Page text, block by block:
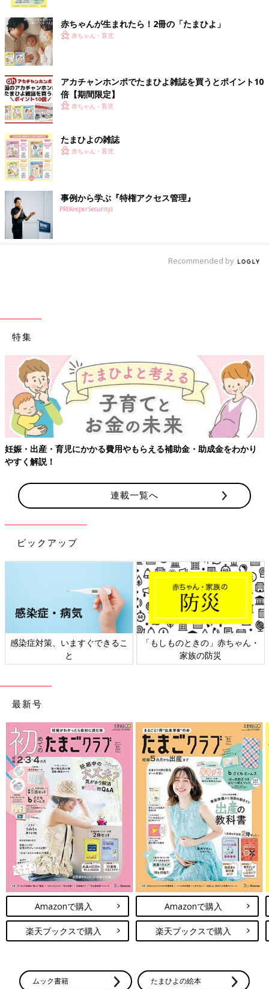
この時期は、まだ1日の流れに一貫性がない状態が続き、安定し
た生活スケジュールの確立は難しい状態です。そのため、睡眠リ
ズムはまったく整いません。
日中、15分や30分程度眠って、すっきり起きてしまうこともあ
ります。「無理して1回にたくさん寝かせないと！」とあせる必
要はありません。
赤ちゃんを寝かせるためのおすすめの方法は
授乳
↓
↓
おくるみスリーパー（※１）でしっかりスワドル（包む）する
↓
赤ちゃんを寝床に置く
こちら！
【4～5カ月ごろ】のポイント
この時期は、昼夜の区別がすでについています。そのため、昼寝
をさせるときも、夜の睡眠時と同様、部屋を暗くしてみましょ
う。
寝る前のおすすめの方法は
絵本の読み聞かせをする
おくるみスリーパー（寝返りをしている場合、おくるみスリーパ
ーから腕を出すか、スリーパー(※２)を使用）を着させる
赤ちゃんを寝床に置く
の流れです。
昼寝時に、毎回一貫性を持って続けられる、短いねんねルーティ
ンがあることが大切になる時期です。それぞれのご家庭で、毎日
続けやすいルーティンをつくりましょう。
【6～７カ月ごろ】のポイント
昼寝は徐々に「朝寝」「昼寝」「夕寝」の３回になってくる時期
です。「急に、全然寝てくれない」と悩むママやパパも出てきま
すが、この時期は生活リズムをしっかりと整えていけば、それに
伴って昼寝のリズムも整ってきます。
大切なポイントは次の３つです。
１ 朝起きたら朝日を浴びる
２ 日中に腹ばい遊びなど、体を使った遊びや運動をする
３ 夕寝は17・１８時以降になっても大丈夫
一方で、なかなか昼寝が3回にならないこともよくありますの
で、あせる必要はありません。でも、ねんね前のルーティンは毎
日続けることが大切です。
【8～９カ月ごろ】のポイント
ただ、8カ月中旬ぐらいから、日中に3回寝る日もあれば、「朝
赤ちゃんが生まれたら！2冊の「たまひよ」
赤ちゃん・育児
アカチャンホンポでたまひよ雑誌を買うとポイント10
倍【期間限定】
赤ちゃん・育児
たまひよの雑誌
赤ちゃん・育児
事例から学ぶ『特権アクセス管理』
PR(KeeperSecurity)
Recommended by
特集
妊娠・出産・育児にかかる費用やもらえる補助金・助成金をわかり
やすく解説！
連載一覧へ
ピックアップ
感染症対策、いますぐできるこ
と
「もしものときの」赤ちゃん・
家族の防災
最新号
Amazonで購入
楽天ブックスで購入
Amazonで購入
楽天ブックスで購入
ムック書籍 たまひよの絵本